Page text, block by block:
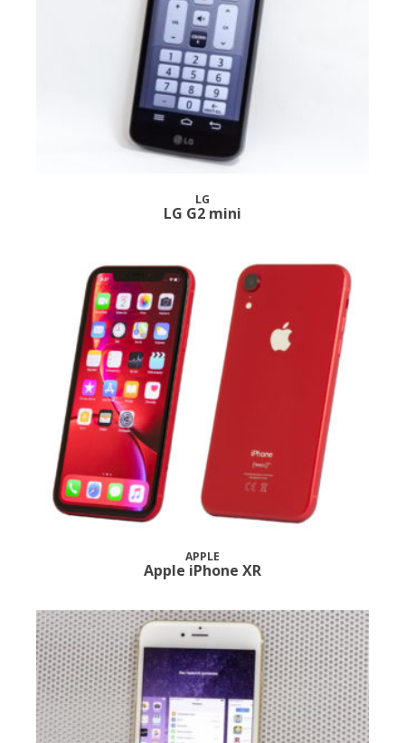
LG
LG G2 mini
APPLE
Apple iPhone XR